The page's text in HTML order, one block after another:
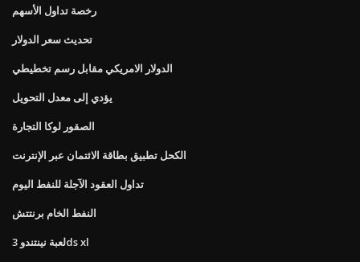
رخصة تداول الأسهم
تحديث سعر الدولار
الدولار الامريكي مقابل رسم تخطيطي
يؤدي إلى معدل التحويل
الصقور لوكا التجارة
الكحل تطبيق بطاقة الائتمان عبر الإنترنت
تداول العقود الآجلة للنفط اليوم
النفط الخام برنتتش
لعبة نينتندو 3ds xl